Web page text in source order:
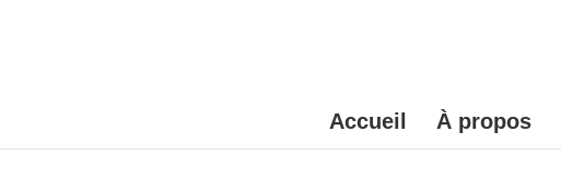
Accueil À propos